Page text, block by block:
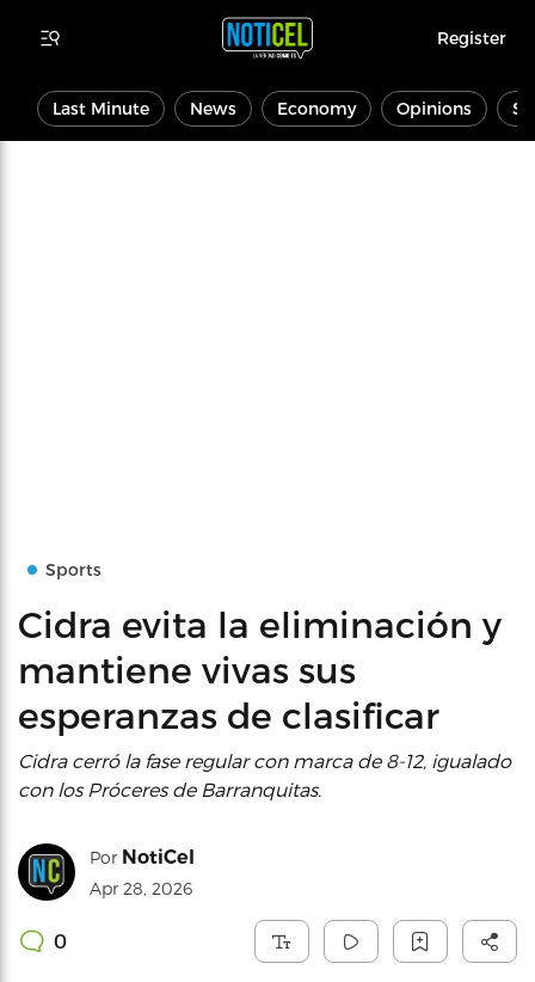
Register
Last Minute News Economy Opinions
Sports
Cidra evita la eliminación y
mantiene vivas sus
esperanzas de clasificar
Cidra cerró la fase regular con marca de 8-12, igualado
con los Próceres de Barranquitas.
Por NotiCel
Apr 28, 2026
0